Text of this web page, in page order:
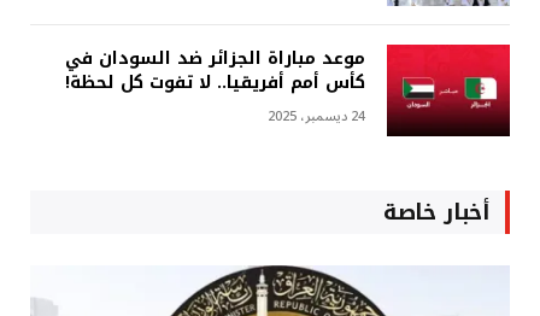
موعد مباراة الجزائر ضد السودان في
كأس أمم أفريقيا.. لا تفوت كل لحظة!
24 ديسمبر، 2025
أخبار خاصة